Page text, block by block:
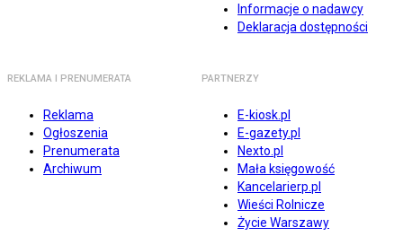
Informacje o nadawcy
Deklaracja dostępności
REKLAMA I PRENUMERATA
Reklama
Ogłoszenia
Prenumerata
Archiwum
PARTNERZY
E-kiosk.pl
E-gazety.pl
Nexto.pl
Mała księgowość
Kancelarierp.pl
Wieści Rolnicze
Życie Warszawy